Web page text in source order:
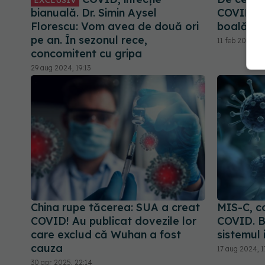
bianuală. Dr. Simin Aysel
Florescu: Vom avea de două ori
pe an. În sezonul rece,
concomitent cu gripa
29 aug 2024, 19:13
COVID.
boală
11 feb 2026,
China rupe tăcerea: SUA a creat
COVID! Au publicat dovezile lor
care exclud că Wuhan a fost
cauza
30 apr 2025, 22:14
MIS-C,
COVID.
sistemul
17 aug 2024,